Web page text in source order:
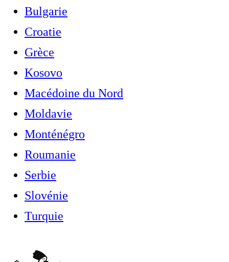
Bulgarie
Croatie
Grèce
Kosovo
Macédoine du Nord
Moldavie
Monténégro
Roumanie
Serbie
Slovénie
Turquie